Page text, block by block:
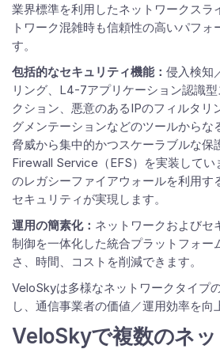
業界標準を利用したネットワークスラ
トワーク混雑時も信頼性の高いパフォ
す。
包括的なセキュリティ機能： 侵入検知
リング、L4-7アプリケーション認識
クション、悪意のあるIPのフィルタリ
グメンテーションなどのツールからな
脅威から集中的かつスケーラブルな保
Firewall Service（EFS）を実装してい
のレガシーファイアウォールを利用す
セキュリティが実現します。
運用の簡素化： ネットワークおよびセ
制御を一体化した統合プラットフォー
さ、時間、コストを削減できます。
VeloSkyは多様なネットワークタイプ
し、通信事業者の価値／運用効率を向
VeloSkyで複数のネ